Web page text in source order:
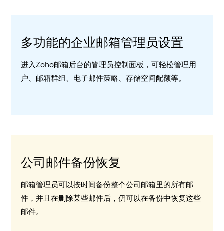
多功能的企业邮箱管理员设置
进入Zoho邮箱后台的管理员控制面板，可轻松管理用
户、邮箱群组、电子邮件策略、存储空间配额等。
公司邮件备份恢复
邮箱管理员可以按时间备份整个公司邮箱里的所有邮
件，并且在删除某些邮件后，仍可以在备份中恢复这些
邮件。